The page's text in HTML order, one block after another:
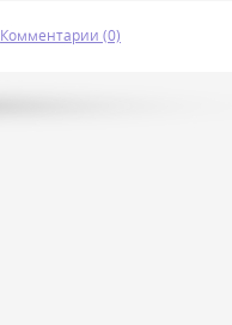
Комментарии (0)